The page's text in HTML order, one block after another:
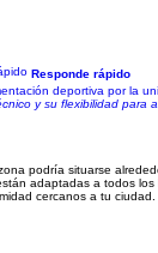
Responde rápido
deportiva por la
y su flexibilidad
podría situarse
adaptadas a todos los
cercanos a tu ciudad.